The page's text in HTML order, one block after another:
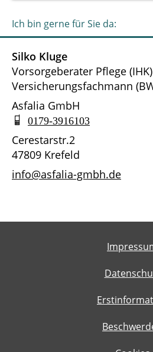
Ich bin gerne für Sie da:
Silko Kluge
Vorsorgeberater Pflege
Versicherungsfachmann
Asfalia GmbH
0179-3916103
Cerestarstr.2
47809 Krefeld
info@asfalia-gmbh.de